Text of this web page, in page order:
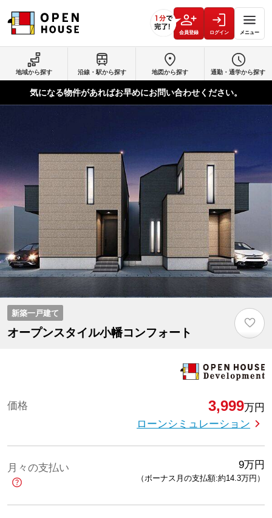
会員登録 ログイン メニュー
地域から探す 沿線・駅から探す 地図から探す 通勤・通学から探す
気になる物件があればお早めにお問い合わせください。
新築一戸建て
オープンスタイル小幡コンフォート
♡
価格 3,999万円
ローンシミュレーション
月々の支払い 9万円
（ボーナス月の支払額:約14.3万円 ）